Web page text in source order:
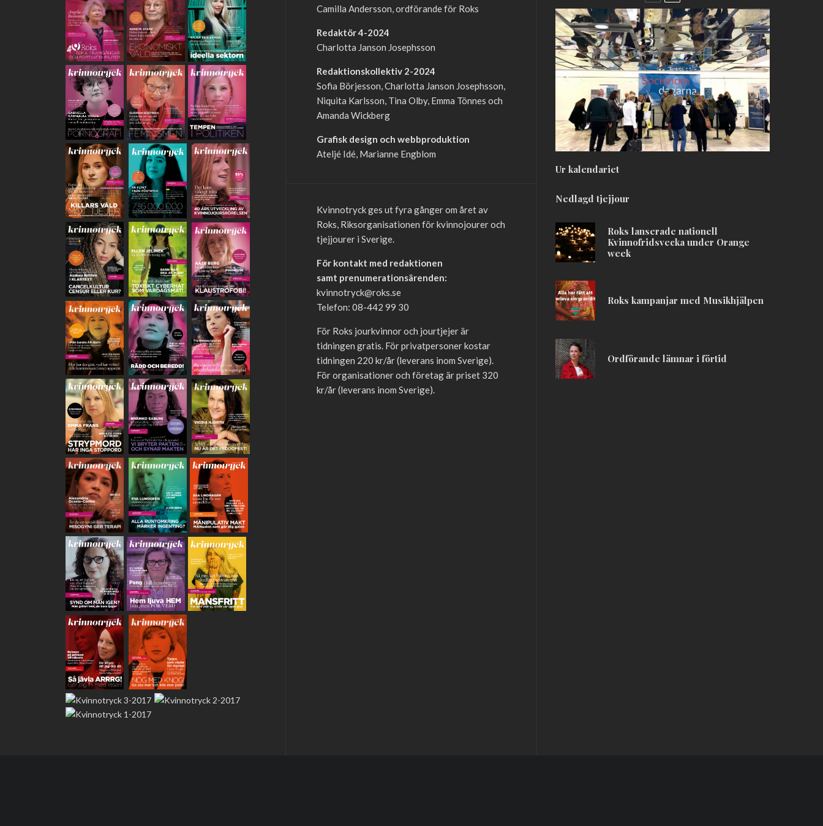
Camilla Andersson, ordförande för Roks
Redaktör 4-2024
Charlotta Janson Josephsson
Redaktionskollektiv 2-2024
Sofia Börjesson, Charlotta Janson Josephsson,
Niquita Karlsson, Tina Olby, Emma Tönnes och
Amanda Wickberg
Grafisk design och webbproduktion
Ateljé Idé, Marianne Engblom
Kvinnotryck ges ut fyra gånger om året av
Roks, Riksorganisationen för kvinnojourer och
tjejjourer i Sverige.
För kontakt med redaktionen
samt prenumerationsärenden:
kvinnotryck@roks.se
Telefon: 08-442 99 30
För Roks jourkvinnor och jourtjejer är
tidningen gratis. För privatpersoner kostar
tidningen 220 kr/år (leverans inom Sverige).
För organisationer och företag är priset 320
kr/år (leverans inom Sverige).
Ur kalendariet
Nedlagd tjejjour
Roks lanserade nationell
Kvinnofridsvecka under Orange
week
Roks kampanjar med Musikhjälpen
Ordförande lämnar i förtid